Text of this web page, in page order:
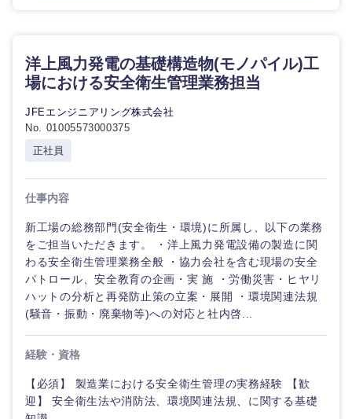
洋上風力発電の基礎構造物(モノパイル)工
場における安全衛生管理業務担当
JFEエンジニアリング株式会社
No. 01005573000375
正社員
仕事内容
新工場の総務部門(安全衛生・環境)に所属し、以下の業務
をご担当いただきます。 ・洋上風力発電設備の製造に関
わる安全衛生管理業務全般 ・協力会社を含む現場の安全
パトロール、安全教育の企画・実 施 ・労働災害・ヒヤリ
ハットの分析と再発防止策の立案・展開 ・環境関連法規
(騒音・振動・廃棄物等)への対応と社内啓...
経験・資格
【必須】 製造業における安全衛生管理の実務経験 【歓
迎】 安全衛生法や消防法、環境関連法規、に関する基礎